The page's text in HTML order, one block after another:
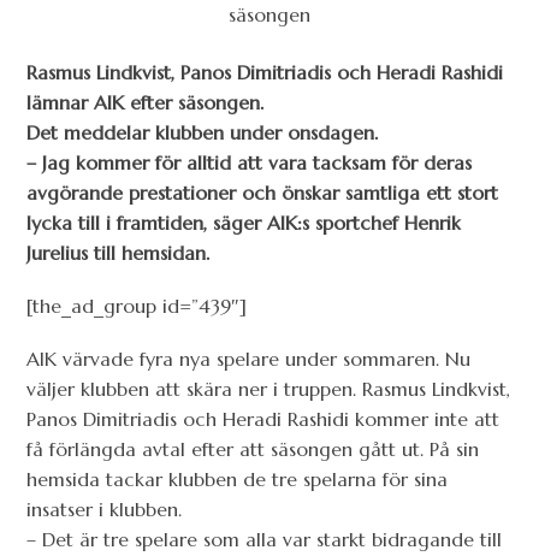
Rasmus Lindkvist, Panos Dimitriadis och Heradi Rashidi
lämnar AIK efter säsongen.
Det meddelar klubben under onsdagen.
– Jag kommer för alltid att vara tacksam för deras
avgörande prestationer och önskar samtliga ett stort
lycka till i framtiden, säger AIK:s sportchef Henrik
Jurelius till hemsidan.
[the_ad_group id=”439″]
AIK värvade fyra nya spelare under sommaren. Nu
väljer klubben att skära ner i truppen. Rasmus Lindkvist,
Panos Dimitriadis och Heradi Rashidi kommer inte att
få förlängda avtal efter att säsongen gått ut. På sin
hemsida tackar klubben de tre spelarna för sina
insatser i klubben.
– Det är tre spelare som alla var starkt bidragande till